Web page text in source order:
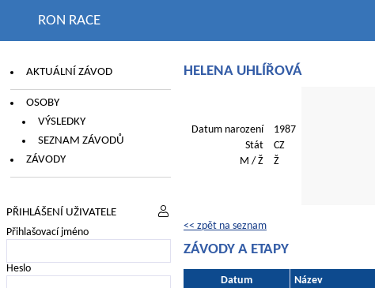
RON RACE
AKTUÁLNÍ ZÁVOD
OSOBY
VÝSLEDKY
SEZNAM ZÁVODŮ
ZÁVODY
PŘIHLÁŠENÍ UŽIVATELE
Přihlašovací jméno
Heslo
HELENA UHLÍŘOVÁ
Datum narození
1987
Stát
CZ
M / Ž
Ž
<< zpět na seznam
ZÁVODY A ETAPY
Datum Název